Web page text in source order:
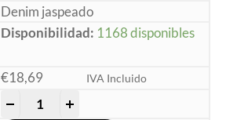
Denim jaspeado
Disponibilidad: 1168 disponibles
€18,69 IVA Incluido